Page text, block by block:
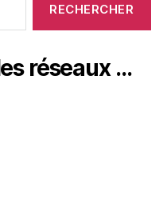
réseaux …